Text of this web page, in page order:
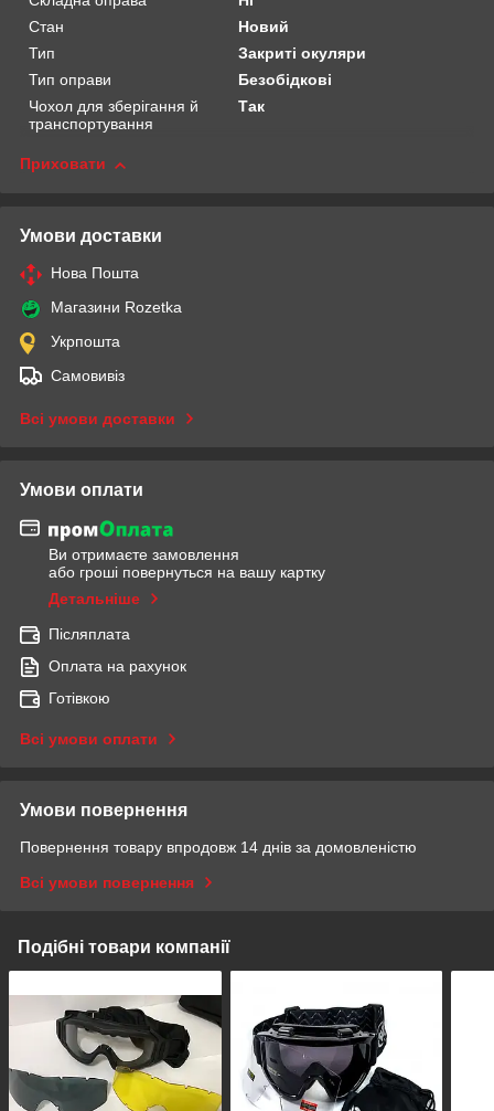
Стан
Новий
Тип
Закриті окуляри
Тип оправи
Безобідкові
Чохол для зберігання й
транспортування
Так
Приховати
Умови доставки
Нова Пошта
Магазини Rozetka
Укрпошта
Самовивіз
Всі умови доставки
Умови оплати
Ви отримаєте замовлення
або гроші повернуться на вашу картку
Детальніше
Післяплата
Оплата на рахунок
Готівкою
Всі умови оплати
Умови повернення
Повернення товару впродовж 14 днів за домовленістю
Всі умови повернення
Подібні товари компанії